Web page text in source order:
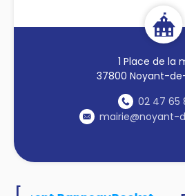
1 Place de la
37800 Noyant-
02 47 65
mairie@noyant-